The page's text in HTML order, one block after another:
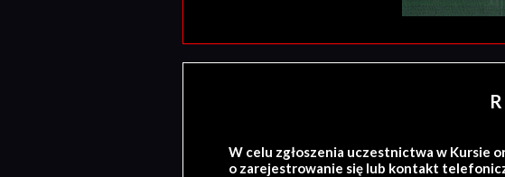
W celu zgłoszenia uczestnictwa w Kursie
o zarejestrowanie się lub kontakt